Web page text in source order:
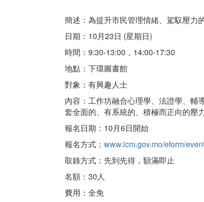
簡述：為提升市民管理情緒、駕馭壓力
日期：10月23日 (星期日)
時間：9:30-13:00，14:00-17:30
地點：下環圖書館
對象：有興趣人士
內容：工作坊融合心理學、法證學、輔
套全面的、有系統的、積極而正向的壓
報名日期：10月6日開始
報名方式： www.icm.gov.mo/eform/
取錄方式：先到先得，額滿即止
名額：30人
費用：全免